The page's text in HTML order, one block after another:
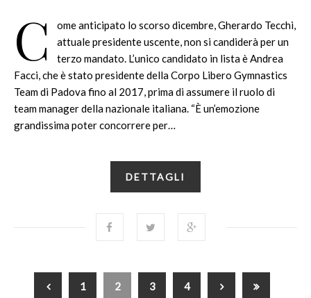
C
ome anticipato lo scorso dicembre, Gherardo Tecchi,
attuale presidente uscente, non si candiderà per un
terzo mandato. L’unico candidato in lista è Andrea
Facci, che è stato presidente della Corpo Libero Gymnastics
Team di Padova fino al 2017, prima di assumere il ruolo di
team manager della nazionale italiana. “È un’emozione
grandissima poter concorrere per…
DETTAGLI
1 2 3 4